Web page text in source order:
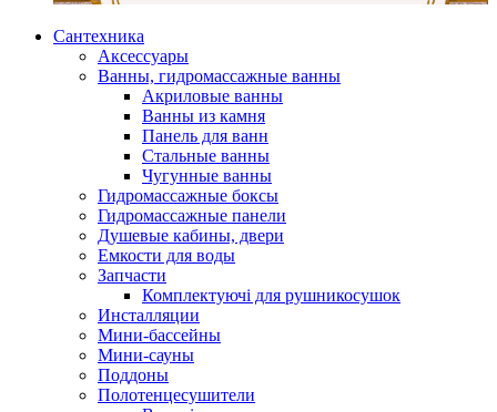
Сантехника
Аксессуары
Ванны, гидромассажные ванны
Акриловые ванны
Ванны из камня
Панель для ванн
Стальные ванны
Чугунные ванны
Гидромассажные боксы
Гидромассажные панели
Душевые кабины, двери
Емкости для воды
Запчасти
Комплектуючі для рушникосушок
Инсталляции
Мини-бассейны
Мини-сауны
Поддоны
Полотенцесушители